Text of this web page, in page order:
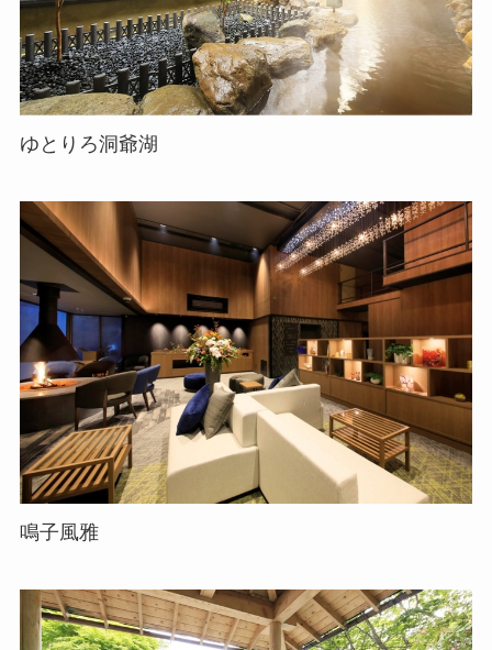
ゆとりろ洞爺湖
鳴子風雅